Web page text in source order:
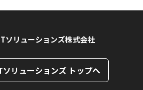
ソリューションズ株式会社
ソリューションズ トップへ